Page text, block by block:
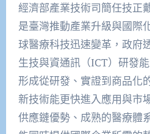
經濟部產業技術司簡任技正
是臺灣推動產業升級與國際
球醫療科技迅速變革，政府
生技與資通訊（ICT）研發
形成從研發、實證到商品化
新技術能更快進入應用與市
供應鏈優勢、成熟的醫療體